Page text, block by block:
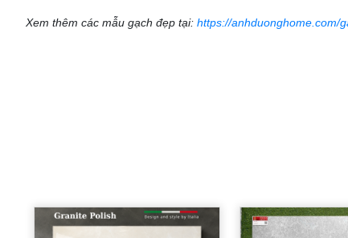
Xem thêm các mẫu gạch đẹp tại: https://anhduonghome.com/